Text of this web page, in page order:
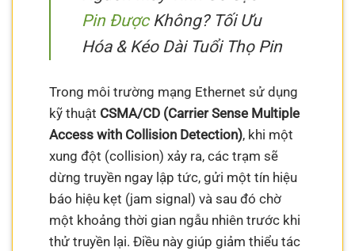
Pin ĐượcKhông? Tối Ưu
Hóa & Kéo Dài Tuổi Thọ Pin
Trong môi trường mạng Ethernet sử dụng
kỹ thuật CSMA/CD (Carrier Sense Multiple
Access with Collision Detection), khi một
xung đột (collision) xảy ra, các trạm sẽ
dừng truyền ngay lập tức, gửi một tín hiệu
báo hiệu kẹt (jam signal) và sau đó chờ
một khoảng thời gian ngẫu nhiên trước khi
thử truyền lại. Điều này giúp giảm thiểu tác